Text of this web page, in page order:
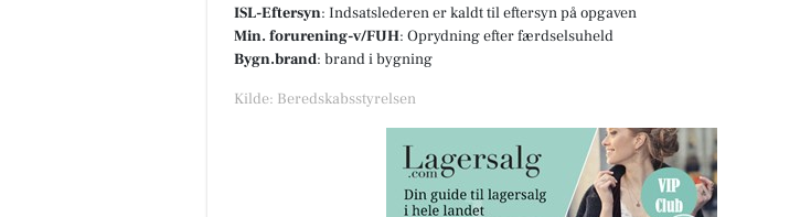
ISL-Eftersyn: Indsatslederen er kaldt til eftersyn på opgaven
Min. forurening-v/FUH: Oprydning efter færdselsuheld
Bygn.brand: brand i bygning
Kilde: Beredskabsstyrelsen